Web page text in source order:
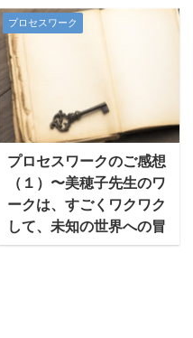
プロセスワーク
プロセスワークのご感想
（１）〜美穂子先生のワ
ークは、すごくワクワク
して、未知の世界への冒
険みたい